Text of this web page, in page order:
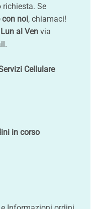
Se
con noi, chiamaci!
al Ven via
Cellulare
in corso